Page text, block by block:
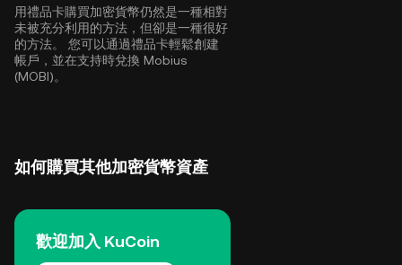
用禮品卡購買加密貨幣仍然是一種相對
未被充分利用的方法，但卻是一種很好
的方法。 您可以通過禮品卡輕鬆創建
帳戶，並在支持時兌換 Mobius
(MOBI)。
如何購買其他加密貨幣資產
歡迎加入 KuCoin